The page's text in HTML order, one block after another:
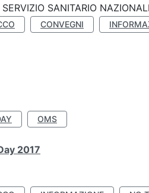
SANITARIO
CONVEGNI
OMS
2017